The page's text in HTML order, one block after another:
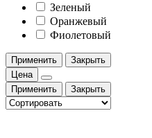
Зеленый
Оранжевый
Фиолетовый
Применить
Закрыть
Цена
Применить
Закрыть